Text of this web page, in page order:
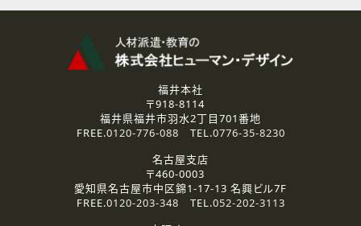
資料送付、受講相談に関するご連絡のために利用いたしま
その他、お問い合わせの内容に回答するために利用いたし
なお、ご連絡手段は、電話・Ｅメールのいずれかの方法とい
2.個人情報の第三者提供
ご提供いただいた個人情報は、法令等の規定に従う場合を除き、
3.個人情報の取り扱いの委託
弊社の定める個人情報保護の評価基準を満たした委託先に、個
人情報を委託する場合があります。
福井本社
〒918-8114
福井県福井市羽水2丁目701番地
FREE.0120-776-088 TEL.0776-35-8230
名古屋支店
〒460-0003
愛知県名古屋市中区錦1-17-13 名興ビル7F
FREE.0120-203-348 TEL.052-202-3113